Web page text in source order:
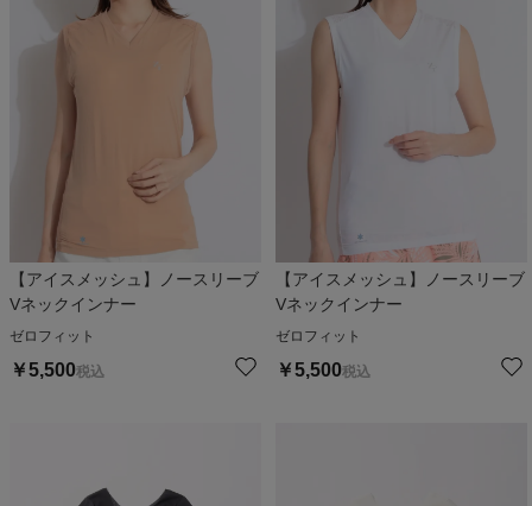
【アイスメッシュ】ノースリーブ
Vネックインナー
ゼロフィット
￥5,500税込
【アイスメッシュ】ノースリーブ
Vネックインナー
ゼロフィット
￥5,500税込